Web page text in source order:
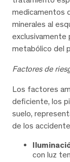
medicamentos
minerales al
exclusivamente
metabólico del
Factores de
Los factores
deficiente, los
suelo,
de los
con luz